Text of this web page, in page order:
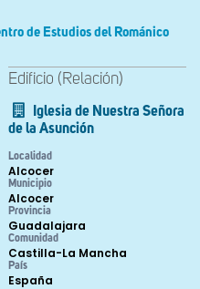
de Estudios del Románico
Edificio (Relación)
Iglesia de Nuestra Señora
de la Asunción
Localidad
Alcocer
Municipio
Alcocer
Provincia
Guadalajara
Comunidad
Castilla-La Mancha
País
España